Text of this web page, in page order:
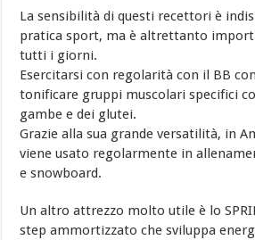
La sensibilità di questi recettori è
pratica sport, ma è altrettanto
tutti i giorni.
Esercitarsi con regolarità con il BB
tonificare gruppi muscolari specifici
gambe e dei glutei.
Grazie alla sua grande versatilità, in
viene usato regolarmente in
e snowboard.
Un altro attrezzo molto utile è lo
step ammortizzato che sviluppa